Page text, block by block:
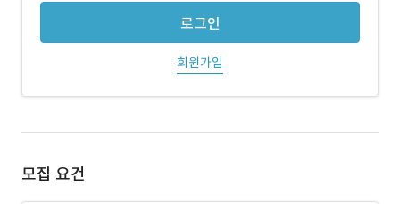
로그인
회원가입
모집 요건